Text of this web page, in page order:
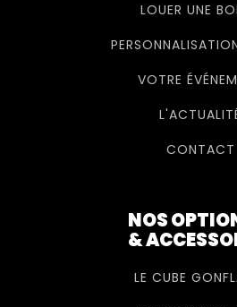
LOUER UNE
VOTRE
CONTACT
NOS
&
LE CUBE